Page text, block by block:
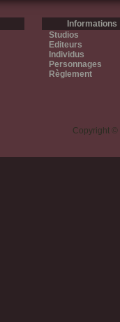
Informations
Studios
Editeurs
Individus
Personnages
Règlement
Copyright ©